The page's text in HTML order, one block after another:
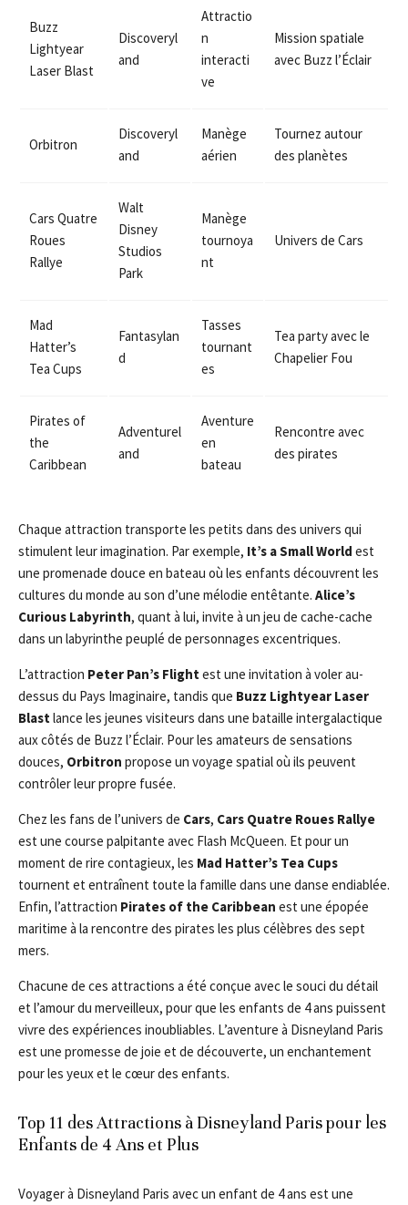
Buzz
Lightyear
Laser Blast
Discoveryl
and
Attractio
n
interacti
ve
Mission spatiale
avec Buzz l’Éclair
Orbitron
Discoveryl
and
Manège
aérien
Tournez autour
des planètes
Cars Quatre
Roues
Rallye
Walt
Disney
Studios
Park
Manège
tournoya
nt
Univers de Cars
Mad
Hatter’s
Tea Cups
Fantasylan
d
Tasses
tournant
es
Tea party avec le
Chapelier Fou
Pirates of
the
Caribbean
Adventurel
and
Aventure
en
bateau
Rencontre avec
des pirates
Chaque attraction transporte les petits dans des univers qui
stimulent leur imagination. Par exemple, It’s a Small World est
une promenade douce en bateau où les enfants découvrent les
cultures du monde au son d’une mélodie entêtante. Alice’s
Curious Labyrinth, quant à lui, invite à un jeu de cache-cache
dans un labyrinthe peuplé de personnages excentriques.
L’attraction Peter Pan’s Flight est une invitation à voler au-
dessus du Pays Imaginaire, tandis que Buzz Lightyear Laser
Blast lance les jeunes visiteurs dans une bataille intergalactique
aux côtés de Buzz l’Éclair. Pour les amateurs de sensations
douces, Orbitron propose un voyage spatial où ils peuvent
contrôler leur propre fusée.
Chez les fans de l’univers de Cars, Cars Quatre Roues Rallye
est une course palpitante avec Flash McQueen. Et pour un
moment de rire contagieux, les Mad Hatter’s Tea Cups
tournent et entraînent toute la famille dans une danse endiablée.
Enfin, l’attraction Pirates of the Caribbean est une épopée
maritime à la rencontre des pirates les plus célèbres des sept
mers.
Chacune de ces attractions a été conçue avec le souci du détail
et l’amour du merveilleux, pour que les enfants de 4 ans puissent
vivre des expériences inoubliables. L’aventure à Disneyland Paris
est une promesse de joie et de découverte, un enchantement
pour les yeux et le cœur des enfants.
Top 11 des Attractions à Disneyland Paris pour les
Enfants de 4 Ans et Plus
Voyager à Disneyland Paris avec un enfant de 4 ans est une